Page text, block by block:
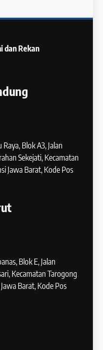
dan Rekan
Blok A3, Jalan
Sekejati, Kecamatan
Jawa Barat, Kode Pos
Blok E, Jalan
Kecamatan Tarogong
Barat, Kode Pos